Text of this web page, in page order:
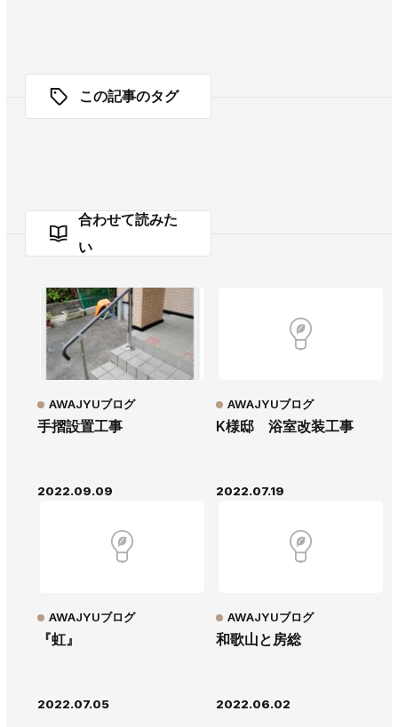
この記事のタグ
合わせて読みた
い
手摺設置工事
AWAJYUブログ
2022.09.09
K様邸 浴室改装工事
AWAJYUブログ
2022.07.19
『虹』
AWAJYUブログ
2022.07.05
和歌山と房総
AWAJYUブログ
2022.06.02